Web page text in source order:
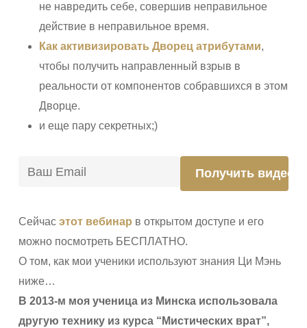
не навредить себе, совершив неправильное
действие в неправильное время.
Как активизировать Дворец атрибутами,
чтобы получить направленный взрыв в
реальности от компонентов собравшихся в этом
Дворце.
и еще пару секретных;)
Сейчас этот вебинар в открытом доступе и его
можно посмотреть БЕСПЛАТНО.
О том, как мои ученики используют знания Ци Мэнь
ниже…
В 2013-м моя ученица из Минска использовала
другую технику из курса “Мистических врат”,